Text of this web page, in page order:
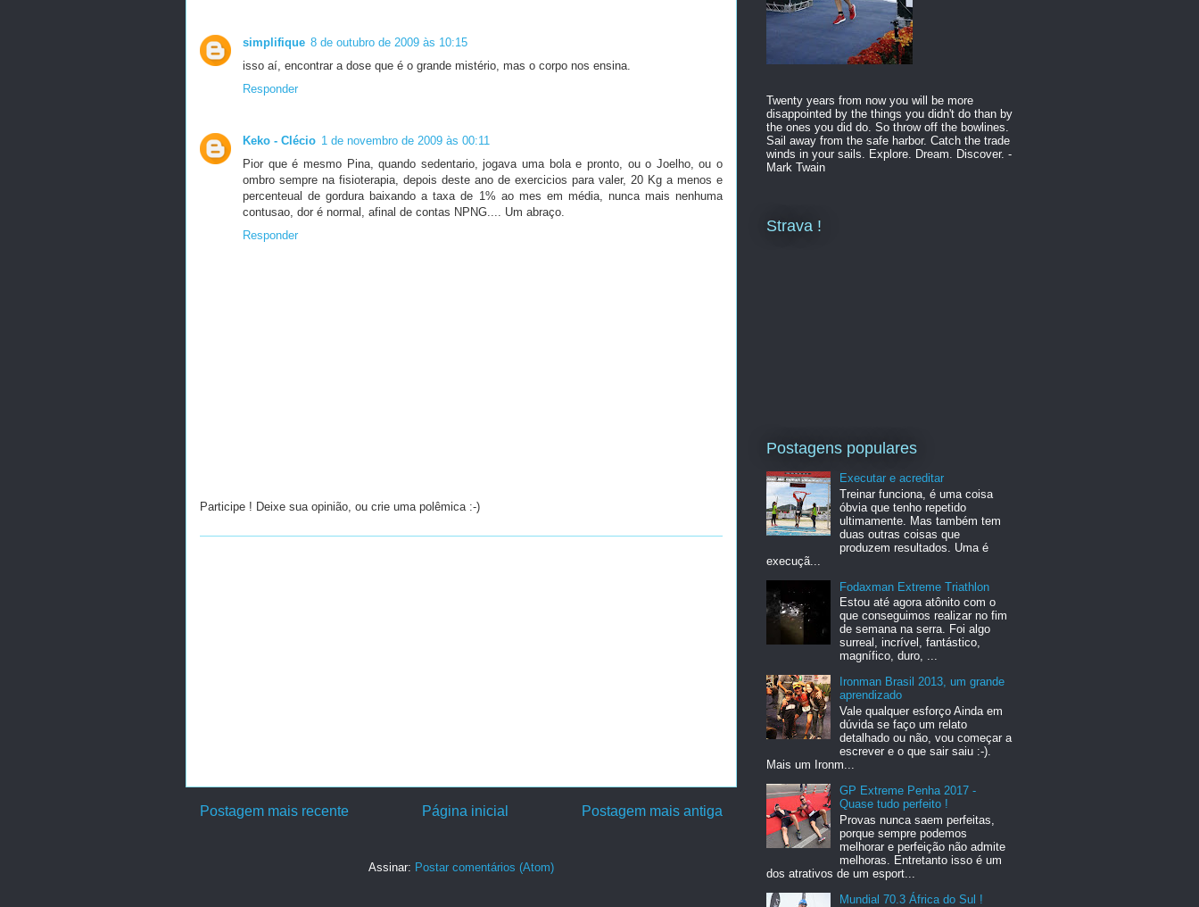
simplifique 8 de outubro de 2009 às 10:15
isso aí, encontrar a dose que é o grande mistério, mas o corpo nos ensina.
Responder
Keko - Clécio 1 de novembro de 2009 às 00:11
Pior que é mesmo Pina, quando sedentario, jogava uma bola e pronto, ou o Joelho, ou o
ombro sempre na fisioterapia, depois deste ano de exercicios para valer, 20 Kg a menos e
percenteual de gordura baixando a taxa de 1% ao mes em média, nunca mais nenhuma
contusao, dor é normal, afinal de contas NPNG.... Um abraço.
Responder
Participe ! Deixe sua opinião, ou crie uma polêmica :-)
Postagem mais recente Postagem mais antiga
Página inicial
Assinar: Postar comentários (Atom)
Twenty years from now you will be more
disappointed by the things you didn't do than by
the ones you did do. So throw off the bowlines.
Sail away from the safe harbor. Catch the trade
winds in your sails. Explore. Dream. Discover. -
Mark Twain
Strava !
Postagens populares
Executar e acreditar
Treinar funciona, é uma coisa
óbvia que tenho repetido
ultimamente. Mas também tem
duas outras coisas que
produzem resultados. Uma é
execuçã...
Fodaxman Extreme Triathlon
Estou até agora atônito com o
que conseguimos realizar no fim
de semana na serra. Foi algo
surreal, incrível, fantástico,
magnífico, duro, ...
Ironman Brasil 2013, um grande
aprendizado
Vale qualquer esforço Ainda em
dúvida se faço um relato
detalhado ou não, vou começar a
escrever e o que sair saiu :-).
Mais um Ironm...
GP Extreme Penha 2017 -
Quase tudo perfeito !
Provas nunca saem perfeitas,
porque sempre podemos
melhorar e perfeição não admite
melhoras. Entretanto isso é um
dos atrativos de um esport...
Mundial 70.3 África do Sul !